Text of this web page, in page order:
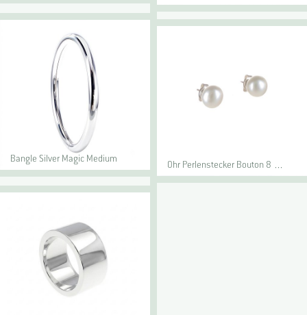
Bangle Silver Magic Medium Ohr Perlenstecker Bouton 8 …